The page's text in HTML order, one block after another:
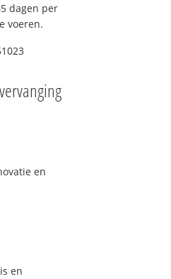
dagen per
voeren.
en
en